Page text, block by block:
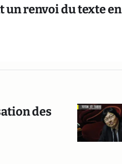
un renvoi du texte en
des